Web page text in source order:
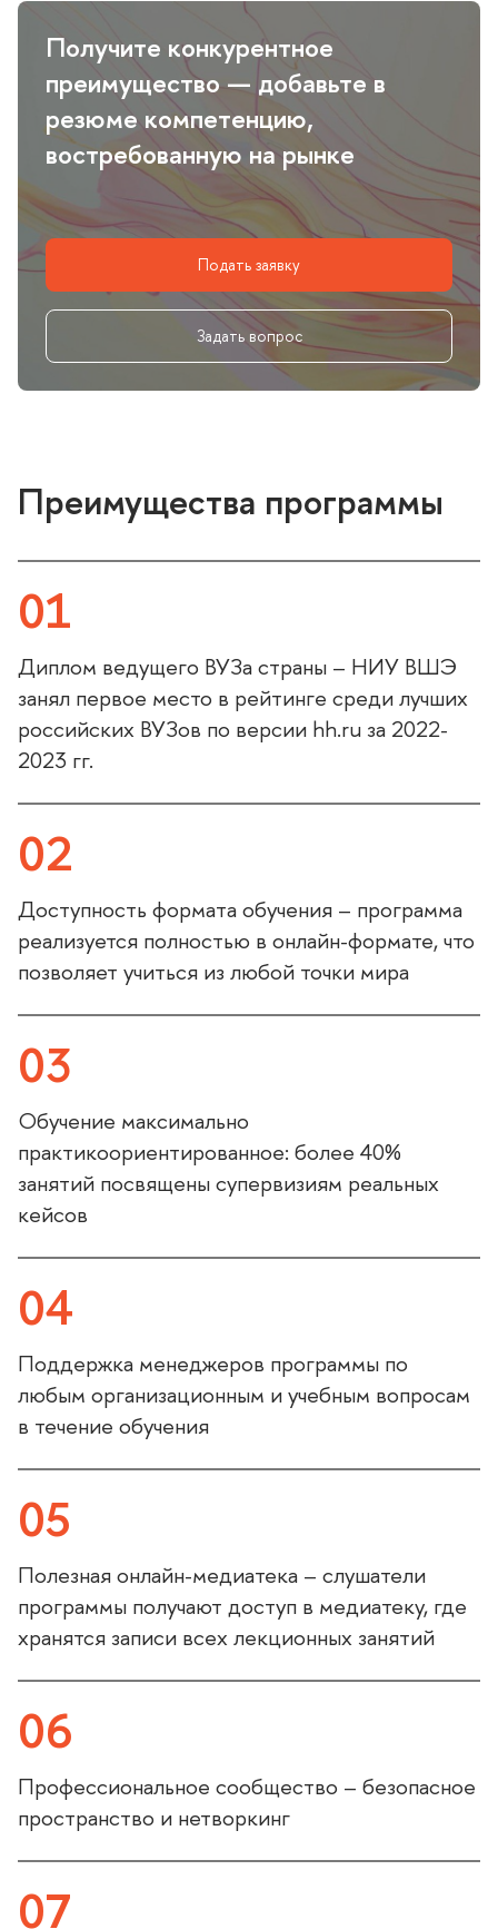
Получите конкурентное
преимущество — добавьте
резюме компетенцию,
остребованную на рынке
Подать заявку
Задать вопрос
Преимущества программы
01
Диплом ведущего ВУЗа страны – НИУ ВШЭ
занял первое место в рейтинге среди лучших
российских ВУЗов по версии hh.ru за 2022-
2023 гг.
02
Доступность формата обучения – программа
реализуется полностью в онлайн-формате, что
позволяет учиться из любой точки мира
03
Обучение максимально
практикоориентированное: более 40%
занятий посвящены супервизиям реальных
кейсо
04
Поддержка менеджеров программы по
любым организационным и учебным вопросам
течение обучения
05
Полезная онлайн-медиатека – слушатели
программы получают доступ в медиатеку, где
хранятся записи всех лекционных занятий
06
Профессиональное сообщество – безопасное
пространство и нетворкин
07